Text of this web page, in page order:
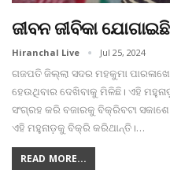
ଜୀବନ ଜୀବିକା
Hiranchal Live Jul 25, 2024
ଗଜପତି ଜିଲ୍ଲା ସଦର ମହକୁମା
ହେଉଥିବାର ଦେଖିବାକୁ ମିଳିଛି। ଏହି
ସଂଗ୍ରହ କରି ବଜାରକୁ ବିକ୍ରିବଟା
ଏହି ମହୁନାଡ଼କୁ ବିକ୍ରି କରିଥାନ୍ତି।…
READ MORE...